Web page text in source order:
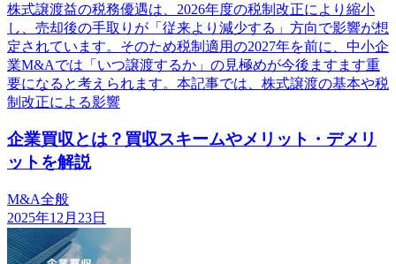
株式譲渡益の税務優遇は、2026年度の税制改正により縮小
し、売却後の手取りが「従来より減少する」方向で影響が想
定されています。そのため税制適用の2027年を前に、中小企
業M&Aでは「いつ譲渡するか」の見極めが今後ますます重
要になると考えられます。本記事では、株式譲渡の基本や税
制改正による影響
企業買収とは？買収スキームやメリット・デメリ
ットを解説
M&A全般
2025年12月23日